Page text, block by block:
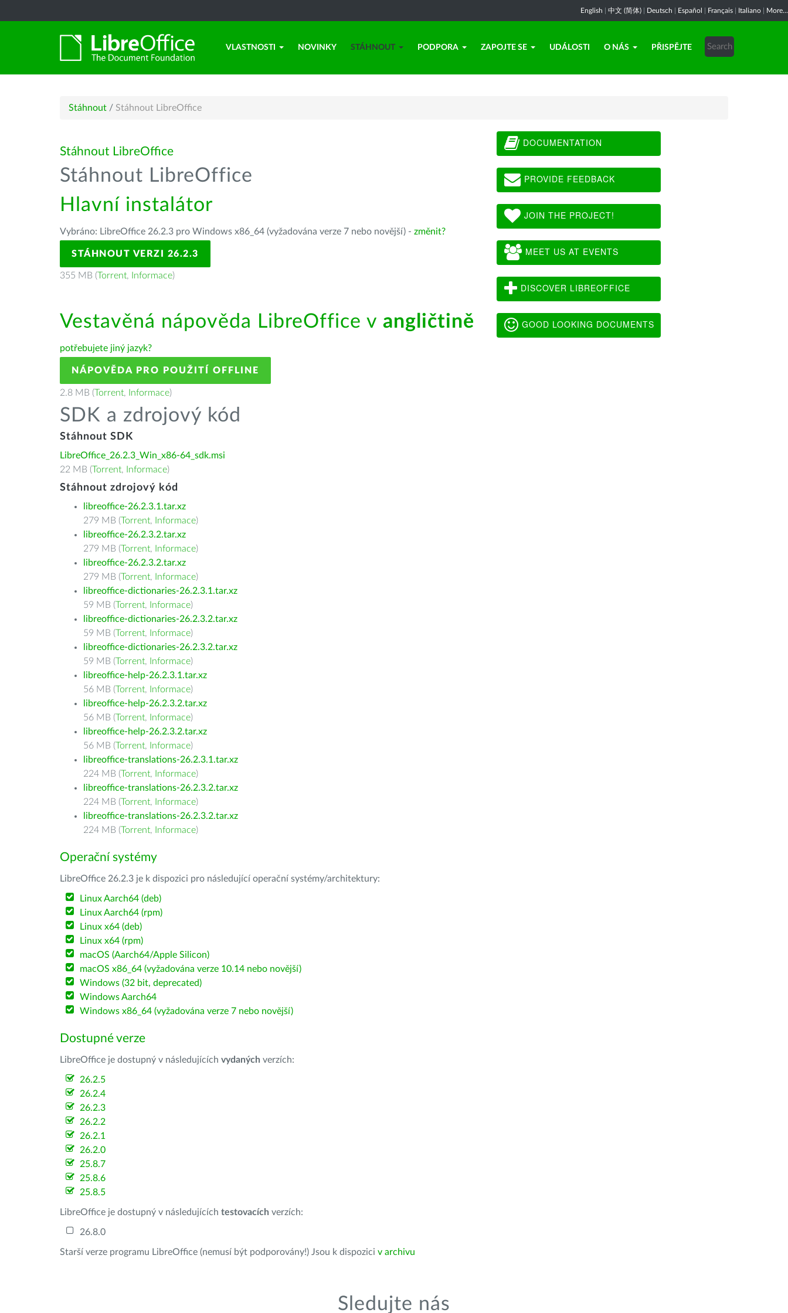
English 中文 (简体) Deutsch Español Français Italiano More...
VLASTNOSTI NOVINKY STÁHNOUT PODPORA ZAPOJTE SE UDÁLOSTI O NÁS PŘISPĚJTE
Stáhnout / Stáhnout LibreOffice
Stáhnout LibreOffice
Stáhnout LibreOffice
Hlavní instalátor
Vybráno: LibreOffice 26.2.3 pro Windows x86_64 (vyžadována verze 7 nebo novější) - změnit?
STÁHNOUT VERZI 26.2.3
355 MB (Torrent, Informace)
Vestavěná nápověda LibreOffice v angličtině
potřebujete jiný jazyk?
NÁPOVĚDA PRO POUŽITÍ OFFLINE
2.8 MB (Torrent, Informace)
SDK a zdrojový kód
Stáhnout SDK
LibreOffice_26.2.3_Win_x86-64_sdk.msi
22 MB (Torrent, Informace)
Stáhnout zdrojový kód
libreoffice-26.2.3.1.tar.xz
279 MB (Torrent, Informace)
libreoffice-26.2.3.2.tar.xz
279 MB (Torrent, Informace)
libreoffice-26.2.3.2.tar.xz
279 MB (Torrent, Informace)
libreoffice-dictionaries-26.2.3.1.tar.xz
59 MB (Torrent, Informace)
libreoffice-dictionaries-26.2.3.2.tar.xz
59 MB (Torrent, Informace)
libreoffice-dictionaries-26.2.3.2.tar.xz
59 MB (Torrent, Informace)
libreoffice-help-26.2.3.1.tar.xz
56 MB (Torrent, Informace)
libreoffice-help-26.2.3.2.tar.xz
56 MB (Torrent, Informace)
libreoffice-help-26.2.3.2.tar.xz
56 MB (Torrent, Informace)
libreoffice-translations-26.2.3.1.tar.xz
224 MB (Torrent, Informace)
libreoffice-translations-26.2.3.2.tar.xz
224 MB (Torrent, Informace)
libreoffice-translations-26.2.3.2.tar.xz
224 MB (Torrent, Informace)
Operační systémy
LibreOffice 26.2.3 je k dispozici pro následující operační systémy/architektury:
Linux Aarch64 (deb)
Linux Aarch64 (rpm)
Linux x64 (deb)
Linux x64 (rpm)
macOS (Aarch64/Apple Silicon)
macOS x86_64 (vyžadována verze 10.14 nebo novější)
Windows (32 bit, deprecated)
Windows Aarch64
Windows x86_64 (vyžadována verze 7 nebo novější)
Dostupné verze
LibreOffice je dostupný v následujících vydaných verzích:
26.2.5
26.2.4
26.2.3
26.2.2
26.2.1
26.2.0
25.8.7
25.8.6
25.8.5
LibreOffice je dostupný v následujících testovacích verzích:
26.8.0
Starší verze programu LibreOffice (nemusí být podporovány!) Jsou k dispozici v archivu
DOCUMENTATION
PROVIDE FEEDBACK
JOIN THE PROJECT!
MEET US AT EVENTS
DISCOVER LIBREOFFICE
GOOD LOOKING DOCUMENTS
Sledujte nás